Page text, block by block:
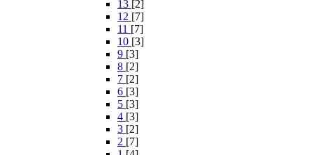
13 [2]
12 [7]
11 [7]
10 [3]
9 [3]
8 [2]
7 [2]
6 [3]
5 [3]
4 [3]
3 [2]
2 [7]